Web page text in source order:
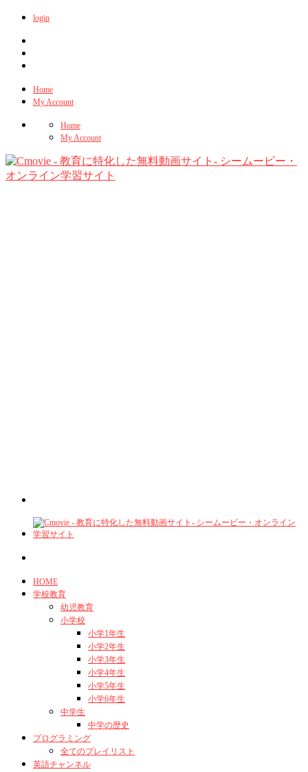
login
Home
My Account
Home
My Account
HOME
学校教育
幼児教育
小学校
小学1年生
小学2年生
小学3年生
小学4年生
小学5年生
小学6年生
中学生
中学の歴史
プログラミング
全てのプレイリスト
英語チャンネル